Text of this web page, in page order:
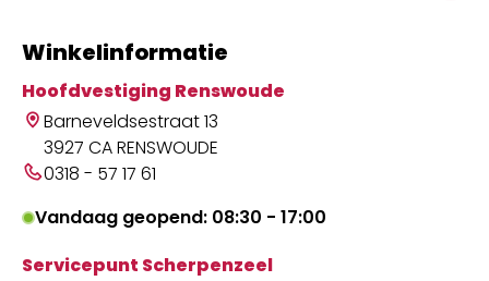
Winkelinformatie
Hoofdvestiging Renswoude
Barneveldsestraat 13
3927 CA RENSWOUDE
0318 - 57 17 61
Vandaag geopend: 08:30 - 17:00
Servicepunt Scherpenzeel